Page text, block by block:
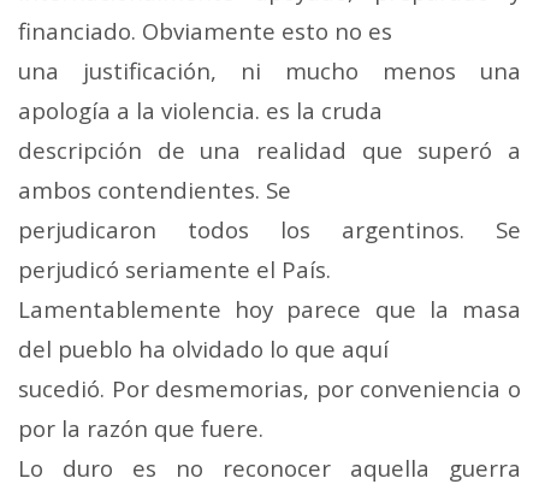
financiado. Obviamente esto no es
una justificación, ni mucho menos una
apología a la violencia. es la cruda
descripción de una realidad que superó a
ambos contendientes. Se
perjudicaron todos los argentinos. Se
perjudicó seriamente el País.
Lamentablemente hoy parece que la masa
del pueblo ha olvidado lo que aquí
sucedió. Por desmemorias, por conveniencia o
por la razón que fuere.
Lo duro es no reconocer aquella guerra